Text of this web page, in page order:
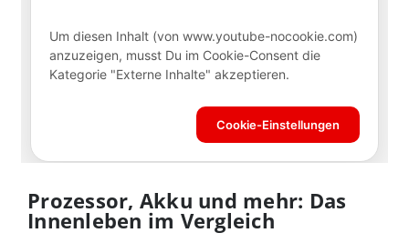
Prozessor, Akku und mehr: Das
Innenleben im Vergleich